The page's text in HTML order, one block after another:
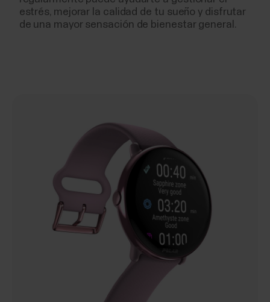
estrés, mejorar la calidad de tu sueño y disfrutar
de una mayor sensación de bienestar general.